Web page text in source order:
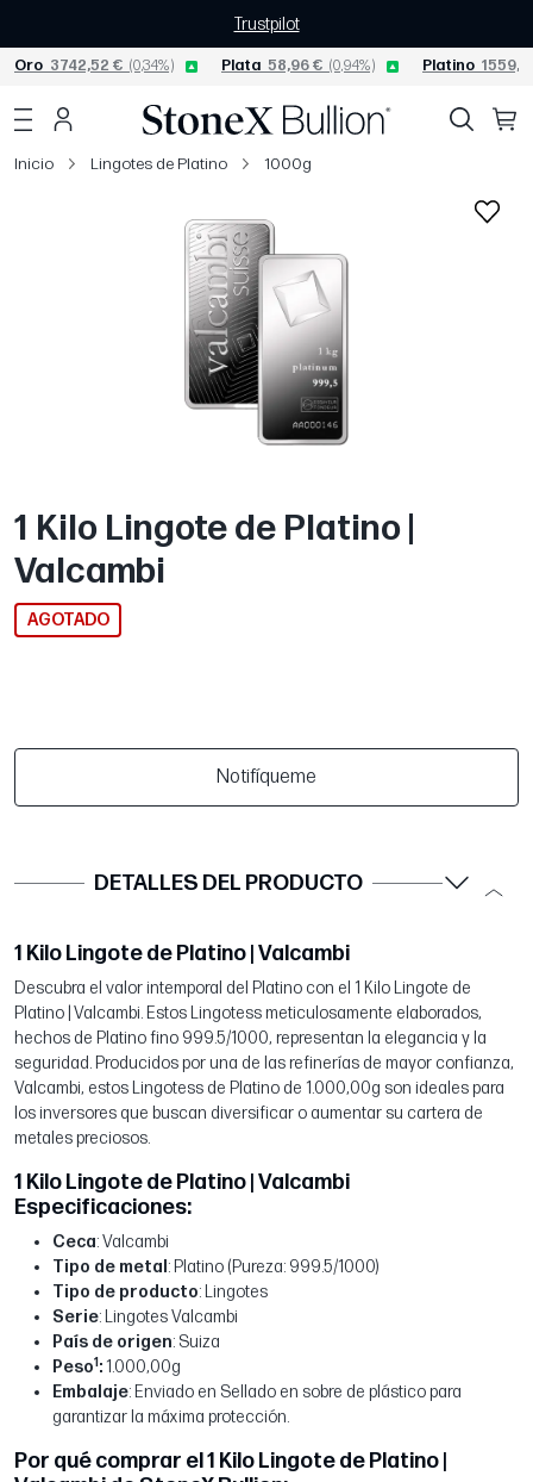
Trustpilot
Oro 3742,52 € (0,34%) Plata 58,96 € (0,94%) Platino
Inicio Lingotes de Platino 1000g
1 Kilo Lingote de Platino |
Valcambi
AGOTADO
Notifíqueme
DETALLES DEL PRODUCTO
1 Kilo Lingote de Platino | Valcambi
Descubra el valor intemporal del Platino con el 1 Kilo Lingote de
Platino | Valcambi. Estos Lingotess meticulosamente elaborados,
hechos de Platino fino 999.5/1000, representan la elegancia y la
seguridad. Producidos por una de las refinerías de mayor confianza,
Valcambi, estos Lingotess de Platino de 1.000,00g son ideales para
los inversores que buscan diversificar o aumentar su cartera de
metales preciosos.
1 Kilo Lingote de Platino | Valcambi
Especificaciones:
Ceca: Valcambi
Tipo de metal : Platino (Pureza: 999.5/1000)
Tipo de producto: Lingotes
Serie: Lingotes Valcambi
País de origen: Suiza
Peso1: 1.000,00g
Embalaje: Enviado en Sellado en sobre de plástico para
garantizar la máxima protección.
Por qué comprar el 1 Kilo Lingote de Platino |